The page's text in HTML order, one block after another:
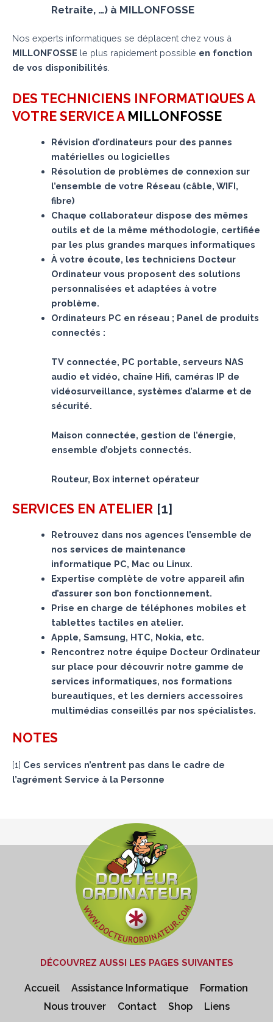
Retraite, …) à MILLONFOSSE
Nos experts informatiques se déplacent chez vous à
MILLONFOSSE le plus rapidement possible en fonction
de vos disponibilités.
DES TECHNICIENS INFORMATIQUES A
VOTRE SERVICE A MILLONFOSSE
Révision d’ordinateurs pour des pannes
matérielles ou logicielles
Résolution de problèmes de connexion sur
l’ensemble de votre Réseau (câble, WIFI,
fibre)
Chaque collaborateur dispose des mêmes
outils et de la même méthodologie, certifiée
par les plus grandes marques informatiques
À votre écoute, les techniciens Docteur
Ordinateur vous proposent des solutions
personnalisées et adaptées à votre
problème.
Ordinateurs PC en réseau ; Panel de produits
connectés :
TV connectée, PC portable, serveurs NAS
audio et vidéo, chaîne Hifi, caméras IP de
vidéosurveillance, systèmes d’alarme et de
sécurité.
Maison connectée, gestion de l’énergie,
ensemble d’objets connectés.
Routeur, Box internet opérateur
SERVICES EN ATELIER [1]
Retrouvez dans nos agences l’ensemble de
nos services de maintenance
informatique PC, Mac ou Linux.
Expertise complète de votre appareil afin
d’assurer son bon fonctionnement.
Prise en charge de téléphones mobiles et
tablettes tactiles en atelier.
Apple, Samsung, HTC, Nokia, etc.
Rencontrez notre équipe Docteur Ordinateur
sur place pour découvrir notre gamme de
services informatiques, nos formations
bureautiques, et les derniers accessoires
multimédias conseillés par nos spécialistes.
NOTES
[1] Ces services n’entrent pas dans le cadre de
l’agrément Service à la Personne
DÉCOUVREZ AUSSI LES PAGES SUIVANTES
Accueil Assistance Informatique
Formation
Nous trouver
Contact Shop Liens